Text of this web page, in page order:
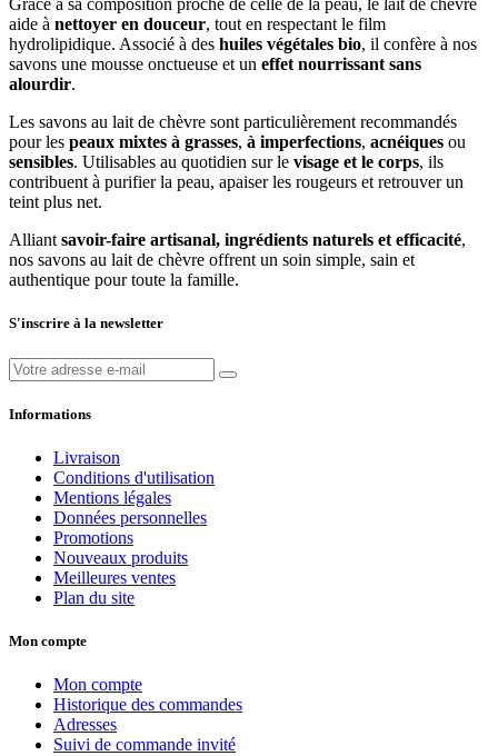
Grâce à sa composition proche de celle de la peau, le lait de chèvre
aide à nettoyer en douceur, tout en respectant le film
hydrolipidique. Associé à des huiles végétales bio, il confère à nos
savons une mousse onctueuse et un effet nourrissant sans
alourdir.
Les savons au lait de chèvre sont particulièrement recommandés
pour les peaux mixtes à grasses, à imperfections, acnéiques ou
sensibles. Utilisables au quotidien sur le visage et le corps, ils
contribuent à purifier la peau, apaiser les rougeurs et retrouver un
teint plus net.
Alliant savoir-faire artisanal, ingrédients naturels et efficacité,
nos savons au lait de chèvre offrent un soin simple, sain et
authentique pour toute la famille.
S'inscrire à la newsletter
Informations
Livraison
Conditions d'utilisation
Mentions légales
Données personnelles
Promotions
Nouveaux produits
Meilleures ventes
Plan du site
Mon compte
Mon compte
Historique des commandes
Adresses
Suivi de commande invité